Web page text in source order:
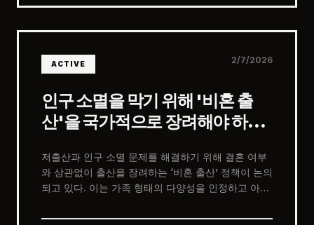
ACTIVE 2/7/2026
인구 소멸을 막기 위해 '비혼 출
산'을 국가적으로 장려해야 하는
저출산과 인구 소멸 문제를 해결하기 위해 결혼 여부
와 상관없이 출산을 장려하는 ‘비혼 출산’ 정책이 논의
되고 있다. 이는 가족 형태의 다양성을 인정하고 아이
다. 그러나 전통적 가족 가치관, 아동 복지, 사회적 합